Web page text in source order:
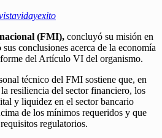
(FMI), concluyó su misión en
sus conclusiones acerca de la economía
del Artículo VI del organismo.
técnico del FMI sostiene que, en
resiliencia del sector financiero, los
y liquidez en el sector bancario
de los mínimos requeridos y que
regulatorios.